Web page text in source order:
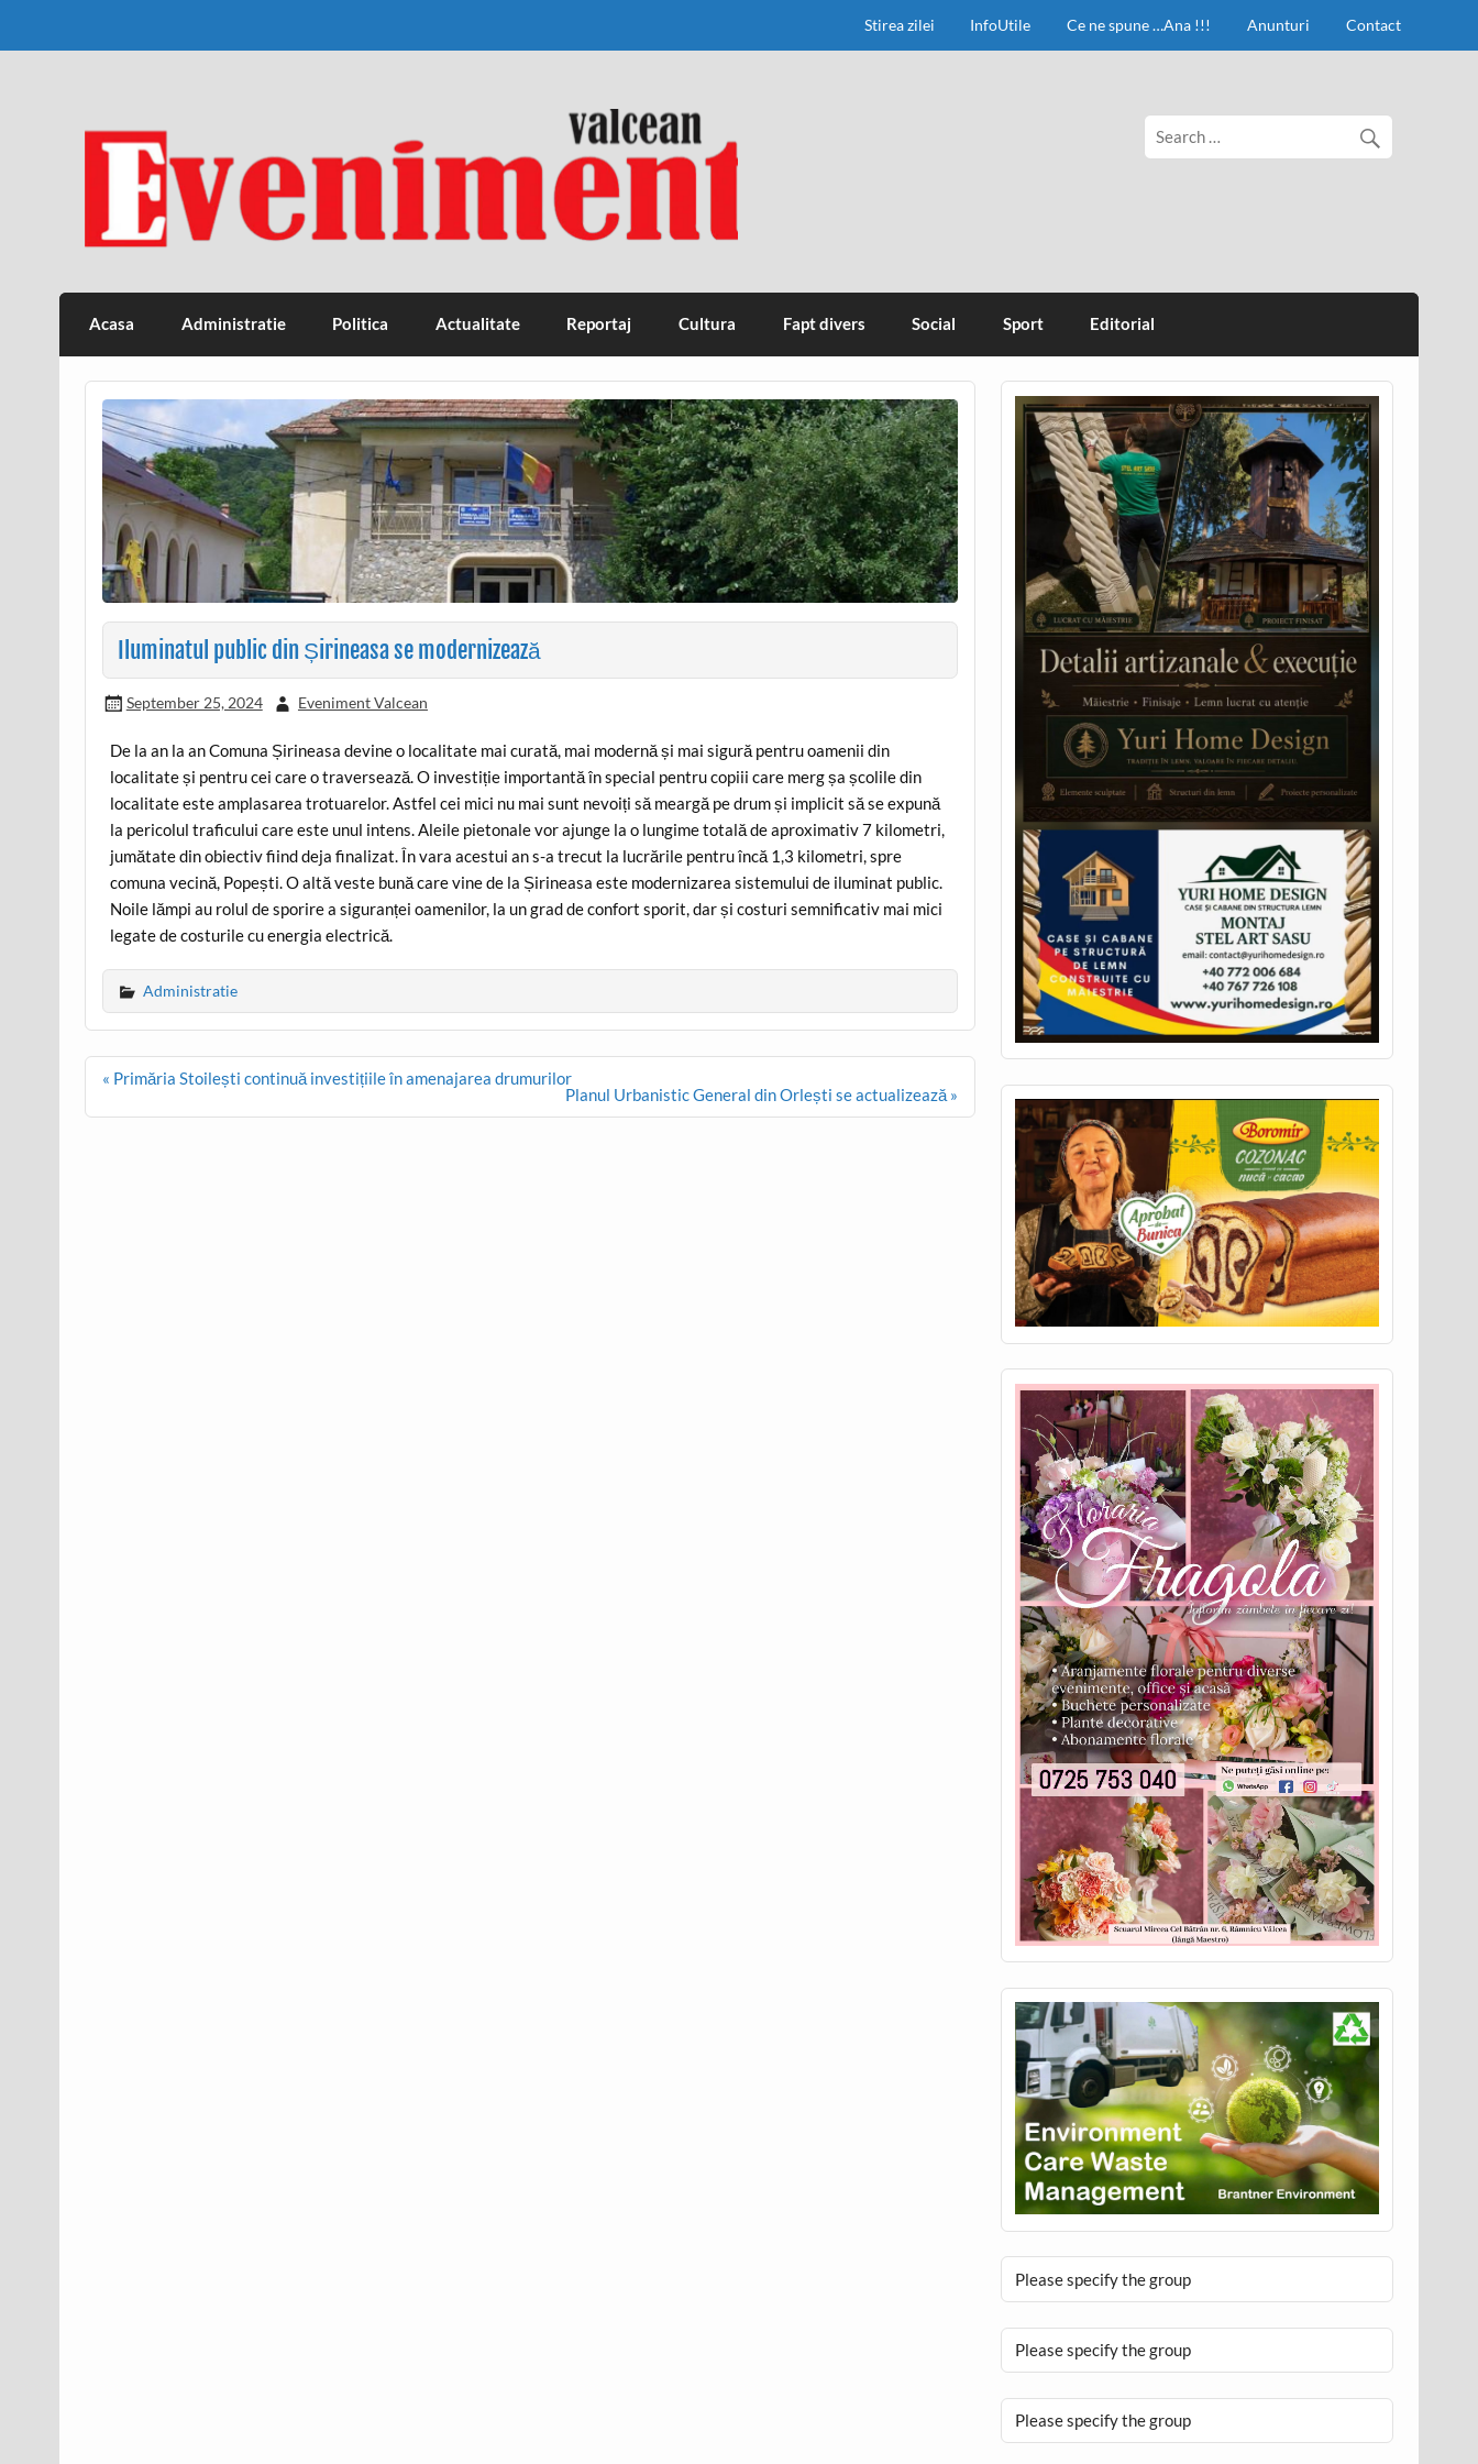
Stirea zilei InfoUtile Ce ne spune …Ana !!! Anunturi Contact
Eveniment Valcean
Acasa Administratie Politica Actualitate Reportaj Cultura Fapt divers Social Sport Editorial
Iluminatul public din Șirineasa se modernizează
September 25, 2024 Eveniment Valcean
De la an la an Comuna Șirineasa devine o localitate mai curată, mai modernă și mai sigură pentru oamenii din
localitate și pentru cei care o traversează. O investiție importantă în special pentru copiii care merg șa școlile din
localitate este amplasarea trotuarelor. Astfel cei mici nu mai sunt nevoiți să meargă pe drum și implicit să se expună
la pericolul traficului care este unul intens. Aleile pietonale vor ajunge la o lungime totală de aproximativ 7 kilometri,
jumătate din obiectiv fiind deja finalizat. În vara acestui an s-a trecut la lucrările pentru încă 1,3 kilometri, spre
comuna vecină, Popești. O altă veste bună care vine de la Șirineasa este modernizarea sistemului de iluminat public.
Noile lămpi au rolul de sporire a siguranței oamenilor, la un grad de confort sporit, dar și costuri semnificativ mai mici
legate de costurile cu energia electrică.
Administratie
Post
« Primăria Stoilești continuă investițiile în amenajarea drumurilor
Planul Urbanistic General din Orlești se actualizează »
Please specify the group
Please specify the group
Please specify the group